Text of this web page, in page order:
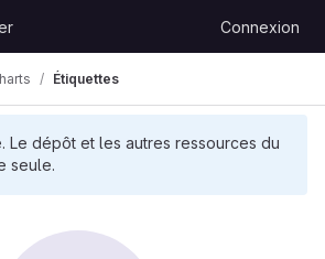
Connexion
Le dépôt et les autres ressources du
seule.
Étiquettes